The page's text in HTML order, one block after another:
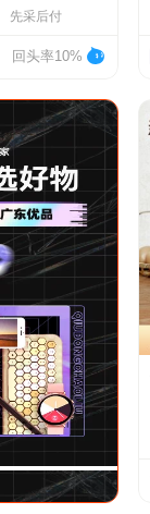
先采后付
回头率10%